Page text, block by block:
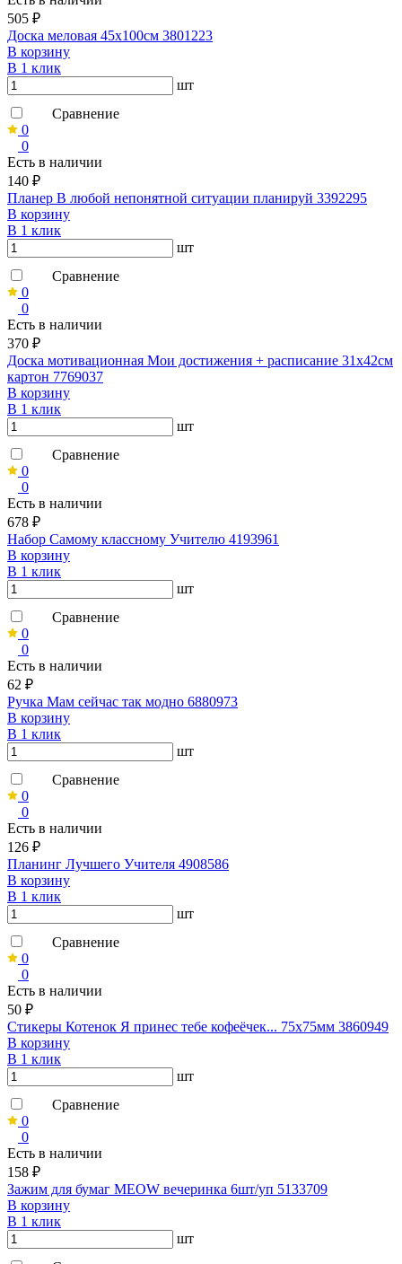
505 ₽
Доска меловая 45х100см 3801223
В корзину
В 1 клик
шт
Сравнение
0
0
Есть в наличии
140 ₽
Планер В любой непонятной ситуации планируй 3392295
В корзину
В 1 клик
шт
Сравнение
0
0
Есть в наличии
370 ₽
Доска мотивационная Мои достижения + расписание 31х42см
картон 7769037
В корзину
В 1 клик
шт
Сравнение
0
0
Есть в наличии
678 ₽
Набор Самому классному Учителю 4193961
В корзину
В 1 клик
шт
Сравнение
0
0
Есть в наличии
62 ₽
Ручка Мам сейчас так модно 6880973
В корзину
В 1 клик
шт
Сравнение
0
0
Есть в наличии
126 ₽
Планинг Лучшего Учителя 4908586
В корзину
В 1 клик
шт
Сравнение
0
0
Есть в наличии
50 ₽
Стикеры Котенок Я принес тебе кофеёчек... 75х75мм 3860949
В корзину
В 1 клик
шт
Сравнение
0
0
Есть в наличии
158 ₽
Зажим для бумаг MEOW вечеринка 6шт/уп 5133709
В корзину
В 1 клик
шт